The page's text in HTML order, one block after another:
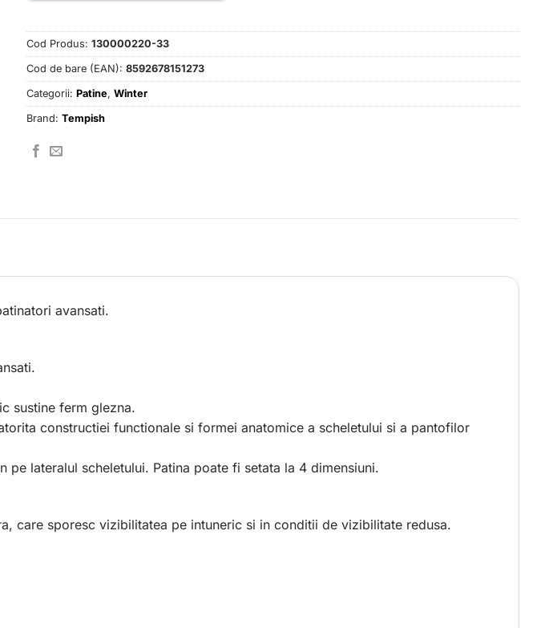
Cod Produs: 130000220-33
Cod de bare (EAN): 8592678151273
Categorii: Patine, Winter
Brand: Tempish
avansati.
sustine ferm glezna.
constructiei functionale si formei anatomice a scheletului si a pantofilor
pe lateralul scheletului. Patina poate fi setata la 4 dimensiuni.
care sporesc vizibilitatea pe intuneric si in conditii de vizibilitate redusa.